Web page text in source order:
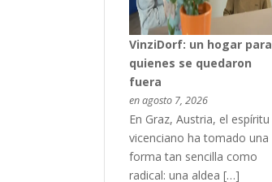
VinziDorf: un hogar para
quienes se quedaron
fuera
en agosto 7, 2026
En Graz, Austria, el espíritu
vicenciano ha tomado una
forma tan sencilla como
radical: una aldea […]